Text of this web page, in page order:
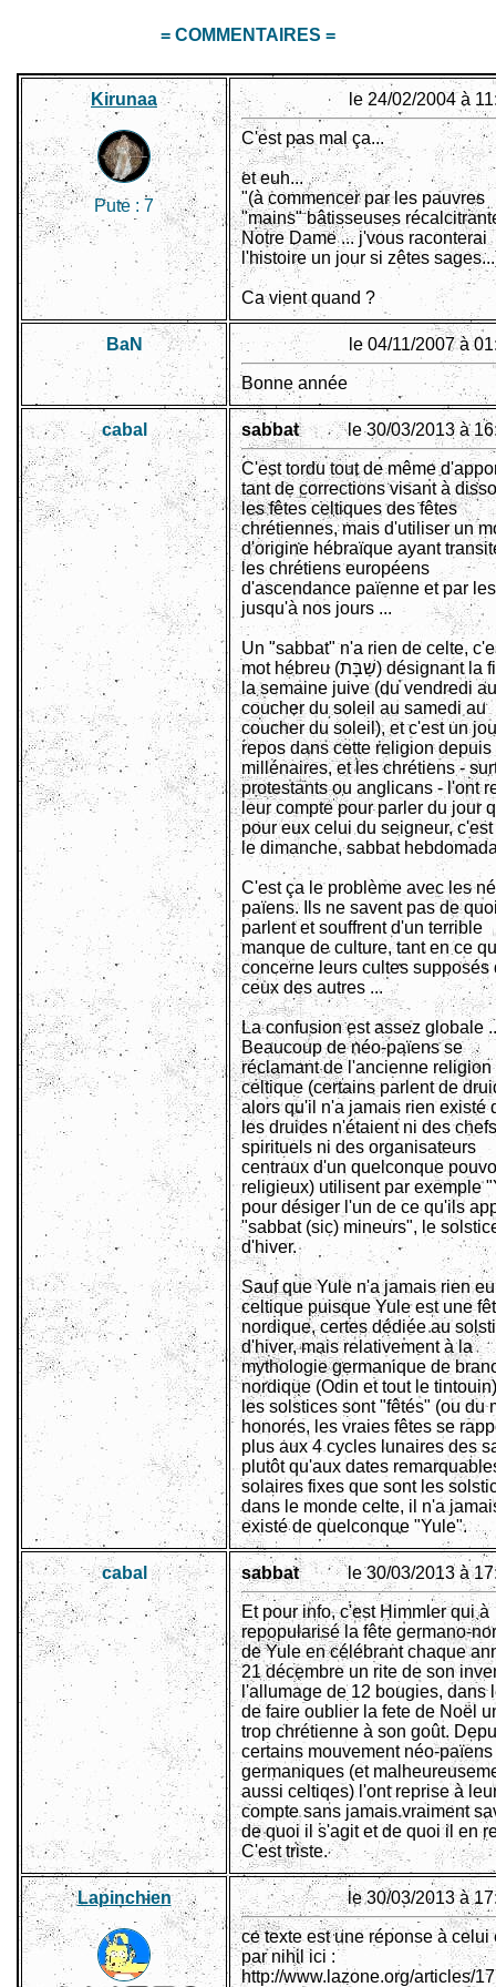
= COMMENTAIRES =
Kirunaa
Pute : 7
le 24/02/2004 à
C'est pas mal ça...
et euh...
"(à commencer par les pauvres
"mains" bâtisseuses
Notre Dame ... j'vous raconterai
l'histoire un jour si zêtes
Ca vient quand ?
BaN le 04/11/2007 à
Bonne année
cabal sabbat le 30/03/2013 à
C'est tordu tout de même
tant de corrections visant à
les fêtes celtiques des fêtes
chrétiennes, mais d'utiliser un
d'origine hébraïque ayant
les chrétiens européens
d'ascendance païenne et par
jusqu'à nos jours ...
Un "sabbat" n'a rien de celte,
mot hébreu (שַׁבָּת) désignant la fin de
la semaine juive (du vendredi au
coucher du soleil au samedi au
coucher du soleil), et c'est un
repos dans cette religion depuis
millénaires, et les chrétiens -
protestants ou anglicans - l'ont
leur compte pour parler du jour
pour eux celui du seigneur,
le dimanche, sabbat
C'est ça le problème avec les
païens. Ils ne savent pas de
parlent et souffrent d'un terrible
manque de culture, tant en ce
concerne leurs cultes supposés
ceux des autres ...
La confusion est assez globale
Beaucoup de néo-païens se
réclamant de l'ancienne religion
celtique (certains parlent de
alors qu'il n'a jamais rien existé
les druides n'étaient ni des chefs
spirituels ni des organisateurs
centraux d'un quelconque
religieux) utilisent par exemple
pour désiger l'un de ce qu'ils
"sabbat (sic) mineurs", le
d'hiver.
Sauf que Yule n'a jamais rien
celtique puisque Yule est une
nordique, certes dédiée au
d'hiver, mais relativement à la
mythologie germanique de
nordique (Odin et tout le
les solstices sont "fêtés" (ou du
honorés, les vraies fêtes se
plus aux 4 cycles lunaires des
plutôt qu'aux dates
solaires fixes que sont les
dans le monde celte, il n'a
existé de quelconque "Yule".
cabal sabbat le 30/03/2013 à
Et pour info, c'est Himmler qui à
repopularisé la fête germano-
de Yule en célébrant chaque
21 décembre un rite de son
l'allumage de 12 bougies, dans
de faire oublier la fete de Noël
trop chrétienne à son goût.
certains mouvement néo-païens
germaniques (et
aussi celtiqes) l'ont reprise à
compte sans jamais vraiment
de quoi il s'agit et de quoi il en
C'est triste.
Lapinchien le 30/03/2013 à
ce texte est une réponse à celui
par nihil ici :
http://www.lazone.org/articles/